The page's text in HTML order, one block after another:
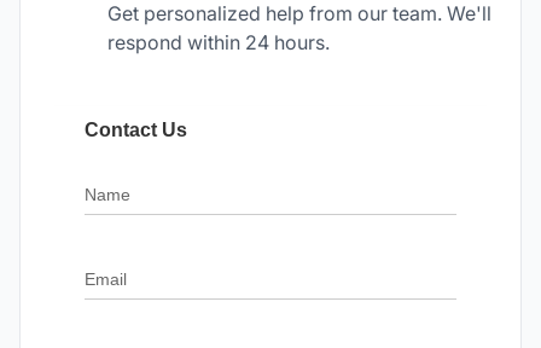
Get personalized help from our team. We'll
respond within 24 hours.